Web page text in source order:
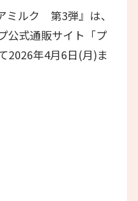
ミルク 第3弾』は、
公式通販サイト「プ
2026年4月6日(月)ま